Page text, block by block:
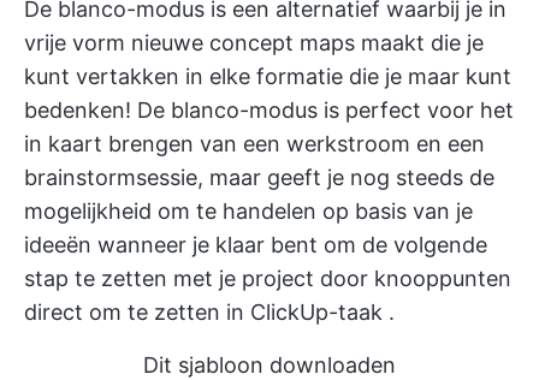
De blanco-modus is een alternatief waarbij je in
vrije vorm nieuwe concept maps maakt die je
kunt vertakken in elke formatie die je maar kunt
bedenken! De blanco-modus is perfect voor het
in kaart brengen van een werkstroom en een
brainstormsessie, maar geeft je nog steeds de
mogelijkheid om te handelen op basis van je
ideeën wanneer je klaar bent om de volgende
stap te zetten met je project door knooppunten
direct om te zetten in ClickUp-taak .
Dit sjabloon downloaden